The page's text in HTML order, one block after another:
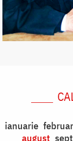
ianuarie
august